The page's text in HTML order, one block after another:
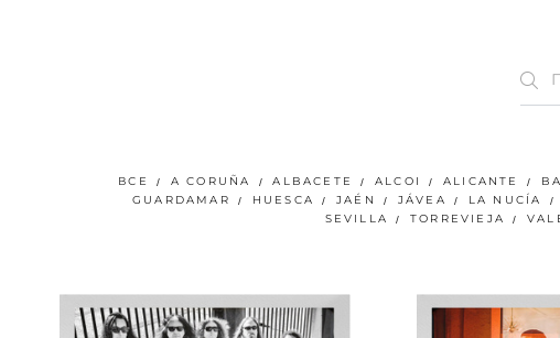
ВСЕ A CORUÑA ALBACETE ALCOI ALICANTE
GUARDAMAR
HUESCA JAÉN JÁVEA LA NUCÍA
SEVILLA
TORREVIEJA